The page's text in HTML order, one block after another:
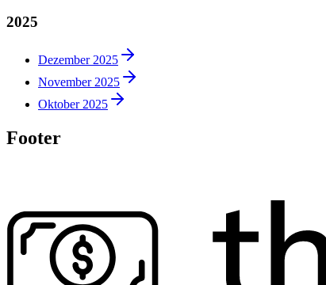
2025
Dezember 2025
November 2025
Oktober 2025
Footer